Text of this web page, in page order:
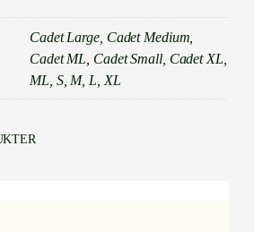
Cadet Large, Cadet Medium,
Cadet ML, Cadet Small, Cadet XL,
ML, S, M, L, XL